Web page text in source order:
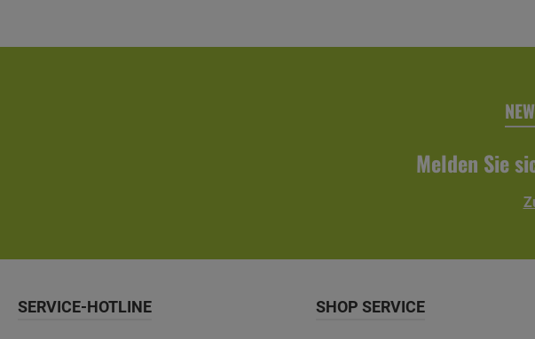
Sofa Yale- Material: Aluminiumgestell beflochten mit
Beistelltisch Yale-
Melden Sie
SERVICE-HOTLINE SHOP SERVICE